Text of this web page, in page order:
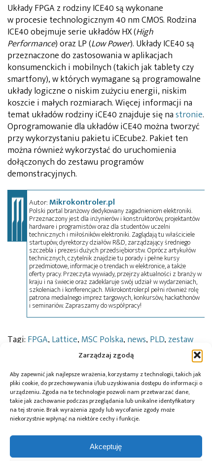
Zarządzaj zgodą
Aby zapewnić jak najlepsze wrażenia, korzystamy z technologii, takich jak
pliki cookie, do przechowywania i/lub uzyskiwania dostępu do informacji o
urządzeniu. Zgoda na te technologie pozwoli nam przetwarzać dane,
takie jak zachowanie podczas przeglądania lub unikalne identyfikatory
na tej stronie. Brak wyrażenia zgody lub wycofanie zgody może
niekorzystnie wpłynąć na niektóre cechy i funkcje.
Akceptuję
Układy FPGA z rodziny ICE40 są wykonane
w procesie technologicznym 40 nm CMOS. Rodzina
ICE40 obejmuje serie układów HX (High
Performance) oraz LP (Low Power). Układy ICE40 są
przeznaczone do zastosowania w aplikacjach
konsumenckich i mobilnych (takich jak tablety czy
smartfony), w których wymagane są programowalne
układy logiczne o niskim zużyciu energii, niskim
koszcie i małych rozmiarach. Więcej informacji na
temat układów rodziny iCE40 znajduje się nastronie.
Oprogramowanie dla układów iCE40 można tworzyć
przy wykorzystaniu pakietu iCEcube2. Pakiet ten
można również wykorzystać do uruchomienia
dołączonych do zestawu programów
demonstracyjnych.
Autor:Mikrokontroler.pl
Polski portal branżowy dedykowany zagadnieniom elektroniki.
Przeznaczony jest dla inżynierów i konstruktorów, projektantów
hardware i programistów oraz dla studentów uczelni
technicznych i miłośników elektroniki. Zaglądają tu właściciele
startupów, dyrektorzy działów R&D, zarządzający średniego
szczebla i prezesi dużych przedsiębiorstw. Oprócz artykułów
technicznych, czytelnik znajdzie tu porady i pełne kursy
przedmiotowe, informacje o trendach w elektronice, a także
oferty pracy. Przeczyta wywiady, przejrzy aktualności z branży w
kraju i na świecie oraz zadeklaruje swój udział w wydarzeniach,
szkoleniach i konferencjach. Mikrokontroler.pl pełni również rolę
patrona medialnego imprez targowych, konkursów, hackathonów
i seminariów. Zapraszamy do współpracy!
Tagi: FPGA, Lattice, MSC Polska, news, PLD, zestaw
Przeczytaj również:
Würth Elektronik
10 lat Finder